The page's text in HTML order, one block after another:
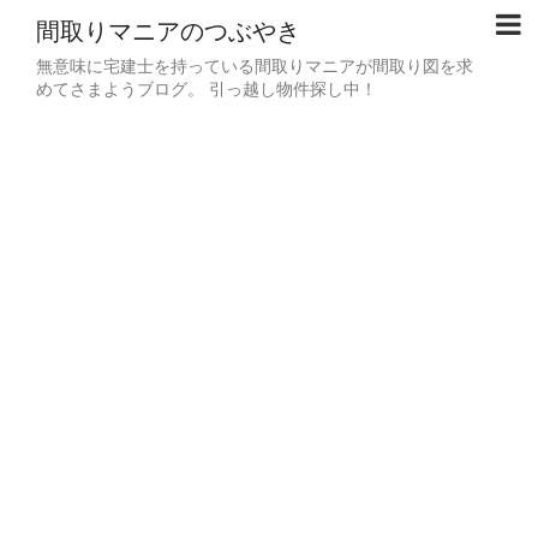
間取りマニアのつぶやき
無意味に宅建士を持っている間取りマニアが間取り図を求
めてさまようブログ。 引っ越し物件探し中！